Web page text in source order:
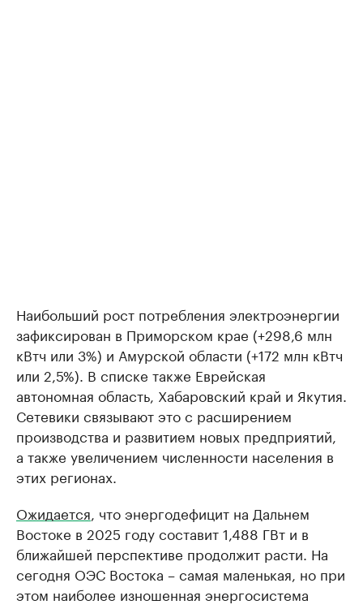
Наибольший рост потребления электроэнергии
зафиксирован в Приморском крае (+298,6 млн
кВтч или 3%) и Амурской области (+172 млн кВтч
или 2,5%). В списке также Еврейская
автономная область, Хабаровский край и Якутия.
Сетевики связывают это с расширением
производства и развитием новых предприятий,
а также увеличением численности населения в
этих регионах.
Ожидается , что энергодефицит на Дальнем
Востоке в 2025 году составит 1,488 ГВт и в
ближайшей перспективе продолжит расти. На
сегодня ОЭС Востока – самая маленькая, но при
этом наиболее изношенная энергосистема